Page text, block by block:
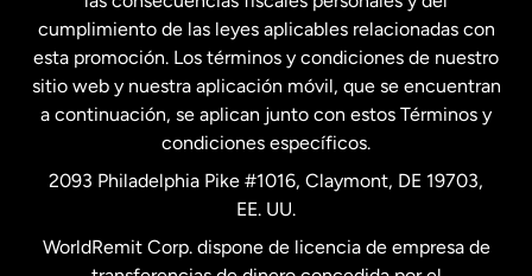
Nueva Zelanda
Países Bajos
cumplimiento de las leyes aplicables relacionadas con
esta promoción. Los términos y condiciones de nuestro
sitio web y nuestra aplicación móvil, que se encuentran
a continuación, se aplican junto con estos Términos y
condiciones específicos.
2093 Philadelphia Pike #1016, Claymont, DE 19703,
EE. UU.
WorldRemit Corp. dispone de licencia de empresa de